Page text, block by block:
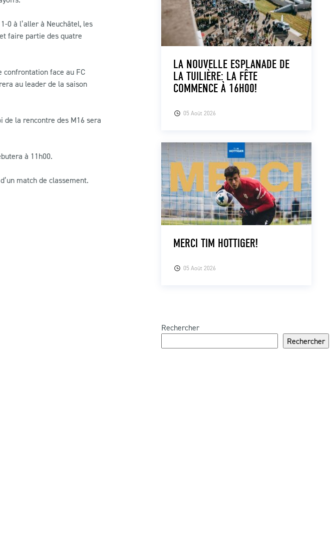
0 à l’aller à Neuchâtel, les
faire partie des quatre
confrontation face au FC
au leader de la saison
de la rencontre des M16 sera
à 11h00.
match de classement.
05 Août 2026
LA NOUVELLE ESPLANADE DE
LA TUILIÈRE: LA FÊTE
COMMENCE À 16H00!
05 Août 2026
MERCI TIM HOTTIGER!
Rechercher
Rechercher